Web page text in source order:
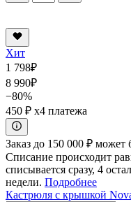
Хит
1 798₽
8 990₽
−80%
450 ₽ x4 платежа
Заказ до 150 000 ₽ может
Списание происходит
списывается сразу, 4
недели. Подробнее
Кастрюля с крышкой